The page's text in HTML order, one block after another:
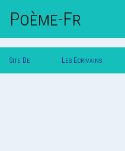
Poème-Fr
Site De Les Ecrivains